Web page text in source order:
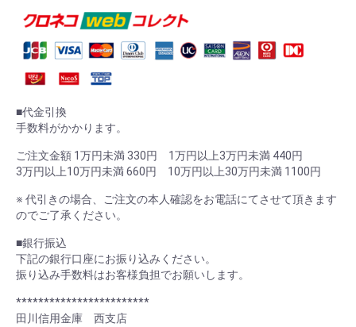
■代金引換
手数料がかかります。
ご注文金額 1万円未満 330円 1万円以上3万円未満 440円
3万円以上10万円未満 660円 10万円以上30万円未満 1100円
※ 代引きの場合、ご注文の本人確認をお電話にてさせて頂きます
のでご了承ください。
■銀行振込
下記の銀行口座にお振り込みください。
振り込み手数料はお客様負担でお願いします。
************************
田川信用金庫 西支店